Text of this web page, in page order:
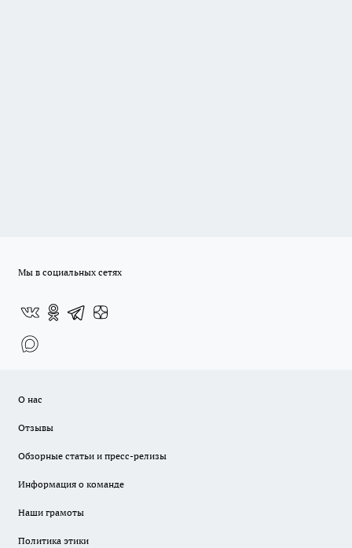
Мы в социальных сетях
О нас
Отзывы
Обзорные статьи и пресс-релизы
Информация о команде
Наши грамоты
Политика этики